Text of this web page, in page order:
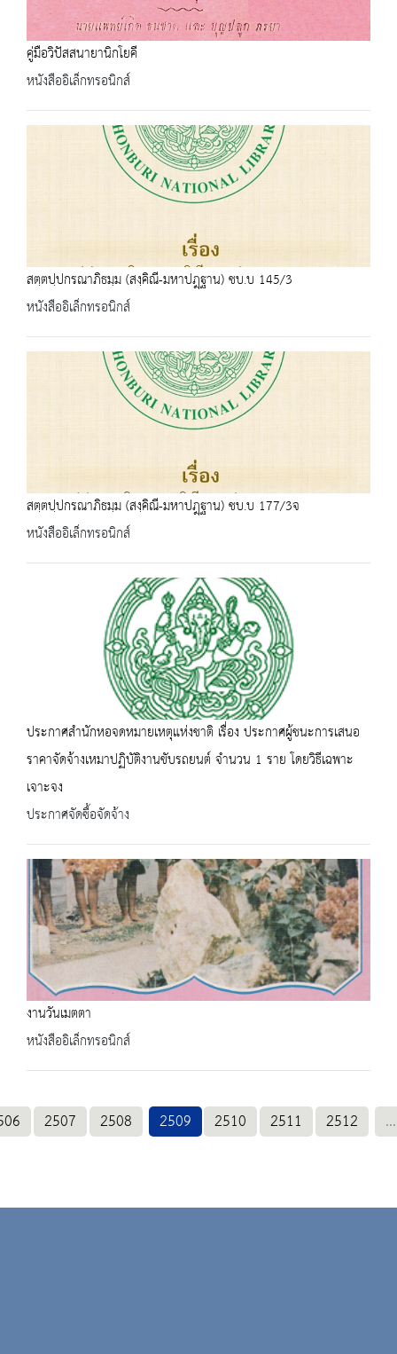
คู่มือวิปัสสนายานิกโยคี
หนังสืออิเล็กทรอนิกส์
สตฺตปฺปกรณาภิธมฺม (สงฺคิณี-มหาปฎฺฐาน) ชบ.บ 145/3
หนังสืออิเล็กทรอนิกส์
สตฺตปฺปกรณาภิธมฺม (สงฺคิณี-มหาปฎฺฐาน) ชบ.บ 177/3จ
หนังสืออิเล็กทรอนิกส์
ประกาศสำนักหอจดหมายเหตุแห่งชาติ เรื่อง ประกาศผู้ชนะการเสนอ
ราคาจัดจ้างเหมาปฏิบัติงานขับรถยนต์ จำนวน 1 ราย โดยวิธีเฉพาะ
เจาะจง
ประกาศจัดซื้อจัดจ้าง
งานวันเมตตา
หนังสืออิเล็กทรอนิกส์
2507 2508 2509 2510 2511 2512 ...